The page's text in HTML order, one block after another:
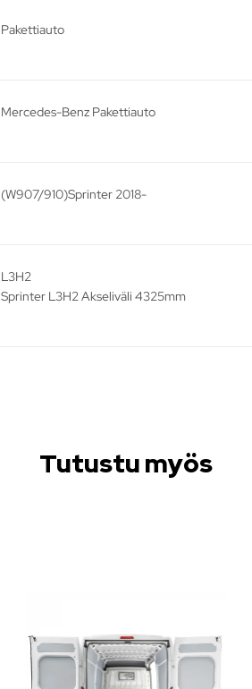
Pakettiauto
Mercedes-Benz Pakettiauto
(W907/910)Sprinter 2018-
L3H2
Sprinter L3H2 Akseliväli 4325mm
Tutustu myös